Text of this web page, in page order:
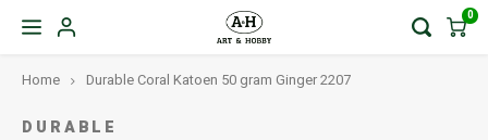
0
Home Durable Coral Katoen 50 gram Ginger 2207
DURABLE